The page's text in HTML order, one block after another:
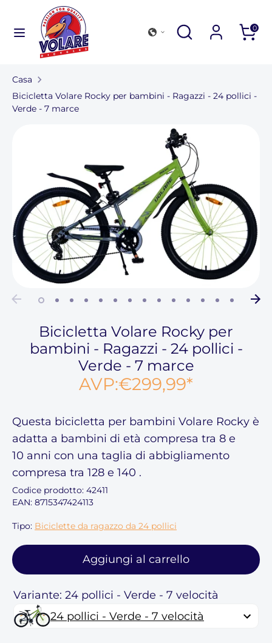
contenuto
Di
Cerca
nel
nostro
negozio
0
Cerca
nostro
negozio
Collezione di biciclette
Trova un negozio
Per le aziende
Casa
Bicicletta Volare Rocky per bambini - Ragazzi - 24 pollici -
Verde - 7 marce
Bicicletta Volare Rocky per
bambini - Ragazzi - 24 pollici -
Verde - 7 marce
AVP:€299,99*
Questa bicicletta per bambini Volare Rocky è
adatta a bambini di età compresa tra 8 e
10 anni con una taglia di abbigliamento
compresa tra 128 e 140 .
Codice prodotto: 42411
EAN: 8715347424113
Tipo: Biciclette da ragazzo da 24 pollici
Aggiungi al carrello
Variante: 24 pollici - Verde - 7 velocità
24 pollici - Verde - 7 velocità